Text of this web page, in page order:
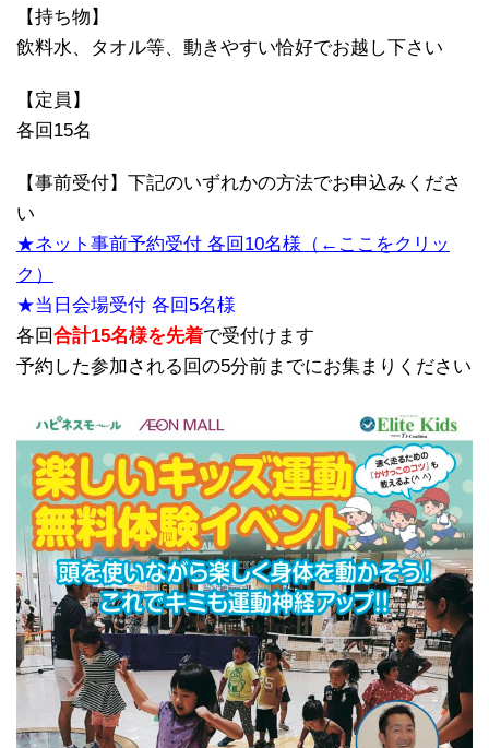
【持ち物】
飲料水、タオル等、動きやすい恰好でお越し下さい
【定員】
各回15名
【事前受付】下記のいずれかの方法でお申込みくださ
い
★ネット事前予約受付 各回10名様（←ここをクリッ
ク）
★当日会場受付 各回5名様
各回合計15名様を先着で受付けます
予約した参加される回の5分前までにお集まりください